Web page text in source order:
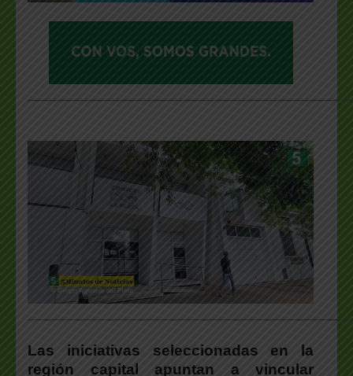
Las iniciativas seleccionadas en la
región capital apuntan a vincular